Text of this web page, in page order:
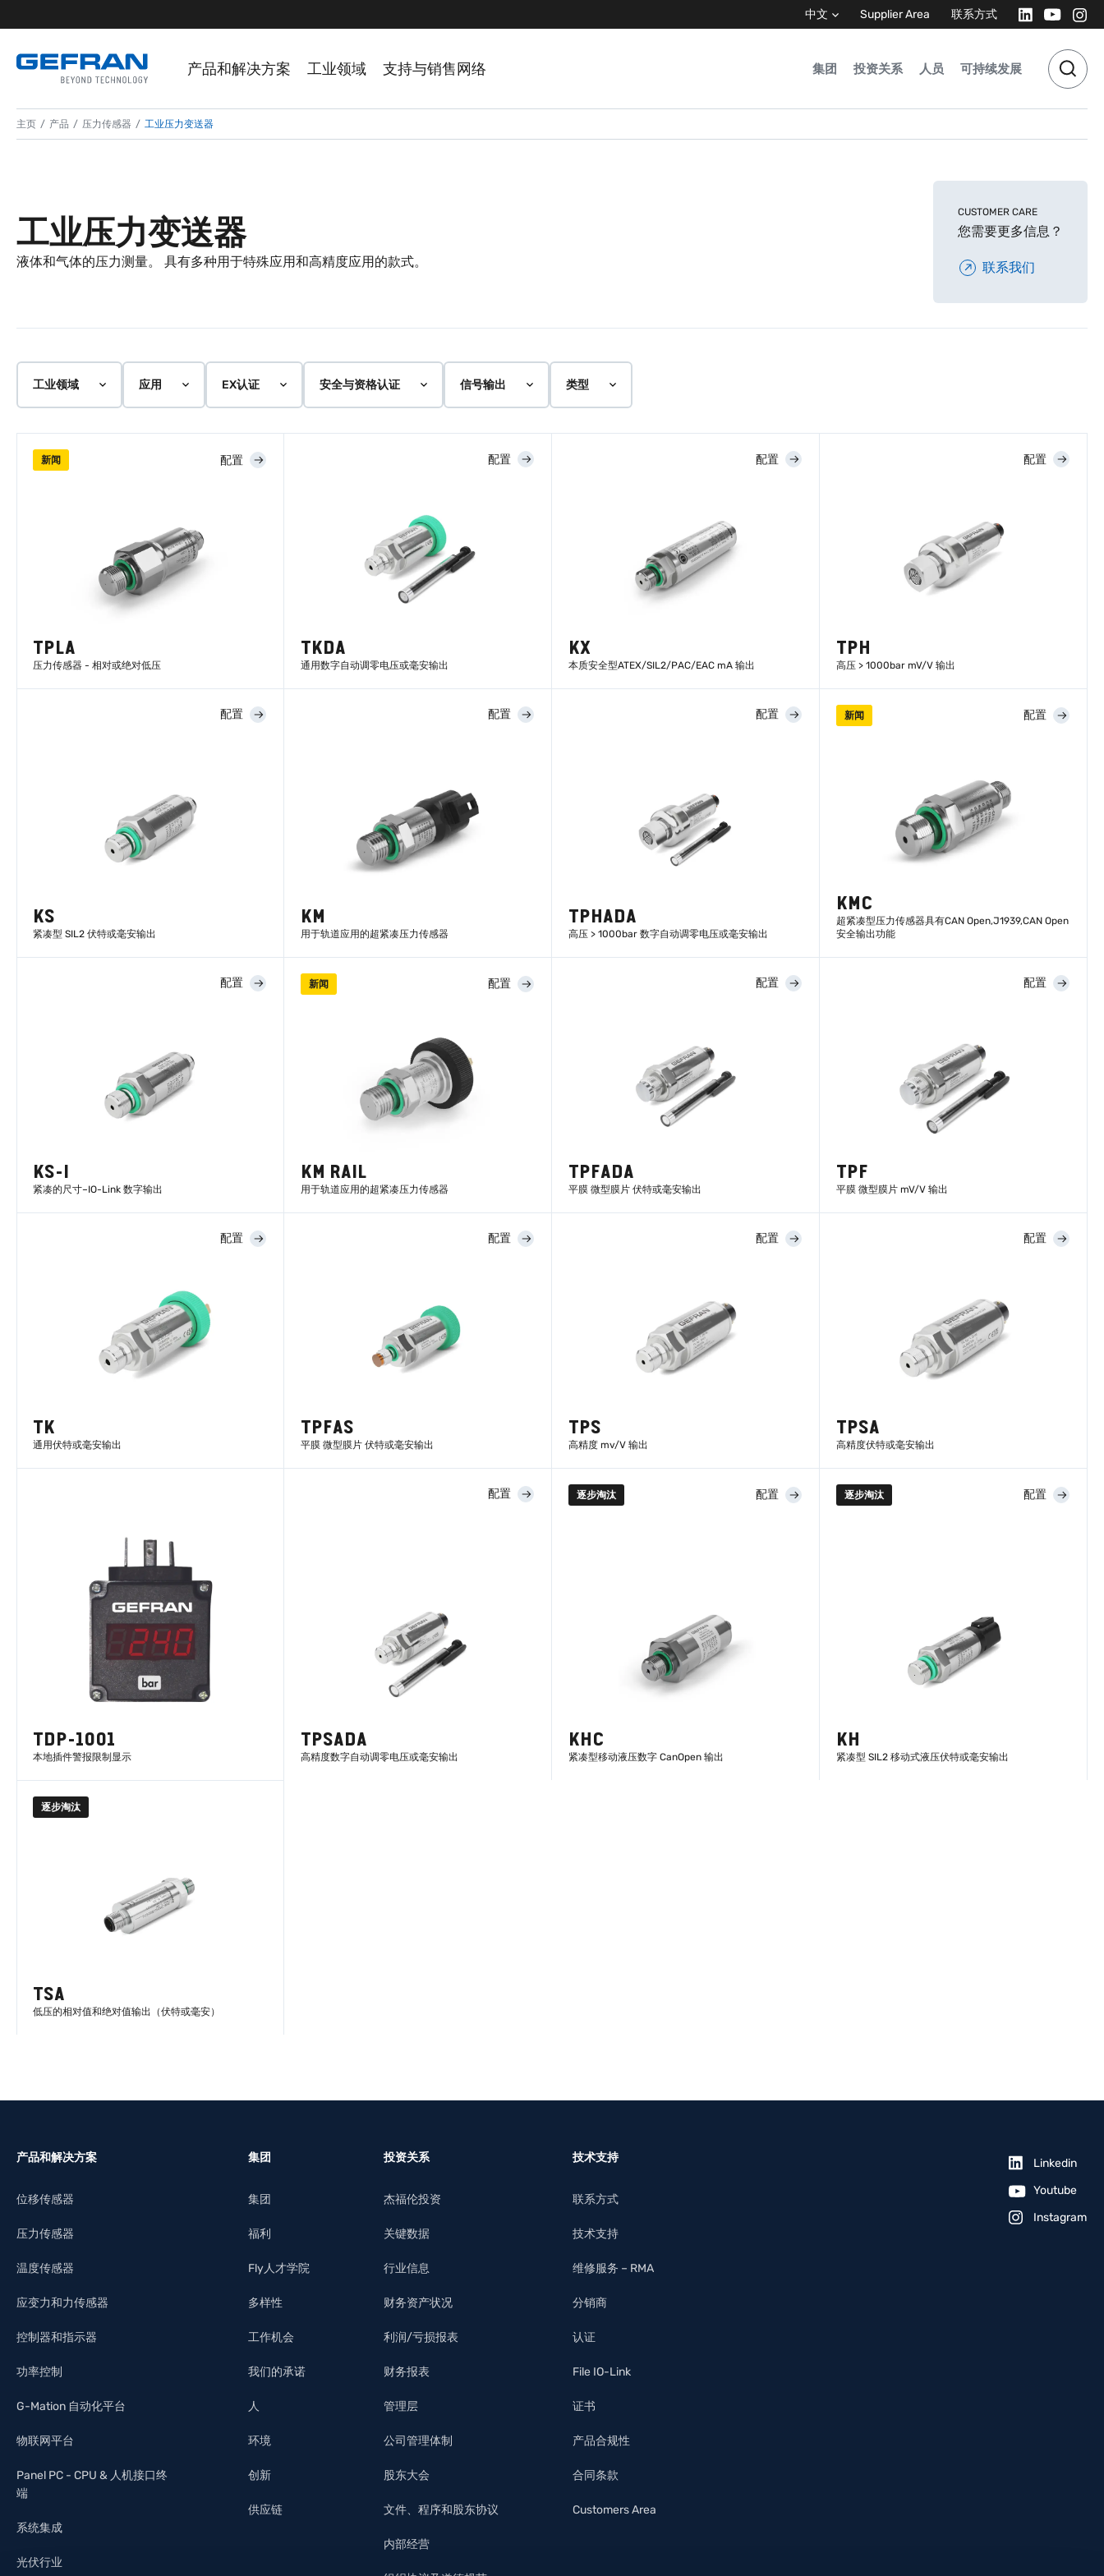
中文 Supplier Area 联系方式
产品和解决方案 工业领域 支持与销售网络 集团 投资关系 人员 可持续发展
主页 产品 压力传感器 工业压力变送器
工业压力变送器
液体和气体的压力测量。 具有多种用于特殊应用和高精度应用的款式。
CUSTOMER CARE
您需要更多信息？
联系我们
工业领域 应用 EX认证 安全与资格认证 信号输出 类型
新闻 配置
TPLA
压力传感器 - 相对或绝对低压
配置
TKDA
通用数字自动调零电压或毫安输出
配置
KX
本质安全型ATEX/SIL2/PAC/EAC mA 输出
配置
TPH
高压 > 1000bar mV/V 输出
配置
KS
紧凑型 SIL2 伏特或毫安输出
配置
KM
用于轨道应用的超紧凑压力传感器
配置
TPHADA
高压 > 1000bar 数字自动调零电压或毫安输出
新闻 配置
KMC
超紧凑型压力传感器具有CAN Open,J1939,CAN Open
安全输出功能
配置
KS-I
紧凑的尺寸–IO-Link 数字输出
新闻 配置
KM RAIL
用于轨道应用的超紧凑压力传感器
配置
TPFADA
平膜 微型膜片 伏特或毫安输出
配置
TPF
平膜 微型膜片 mV/V 输出
配置
TK
通用伏特或毫安输出
配置
TPFAS
平膜 微型膜片 伏特或毫安输出
配置
TPS
高精度 mv/V 输出
配置
TPSA
高精度伏特或毫安输出
TDP-1001
本地插件警报限制显示
配置
TPSADA
高精度数字自动调零电压或毫安输出
逐步淘汰 配置
KHC
紧凑型移动液压数字 CanOpen 输出
逐步淘汰 配置
KH
紧凑型 SIL2 移动式液压伏特或毫安输出
逐步淘汰
TSA
低压的相对值和绝对值输出（伏特或毫安）
产品和解决方案
位移传感器
压力传感器
温度传感器
应变力和力传感器
控制器和指示器
功率控制
G-Mation 自动化平台
物联网平台
Panel PC - CPU & 人机接口终
端
系统集成
光伏行业
集团
集团
福利
Fly人才学院
多样性
工作机会
我们的承诺
人
环境
创新
供应链
投资关系
杰福伦投资
关键数据
行业信息
财务资产状况
利润/亏损报表
财务报表
管理层
公司管理体制
股东大会
文件、程序和股东协议
内部经营
技术支持
联系方式
技术支持
维修服务 – RMA
分销商
认证
File IO-Link
证书
产品合规性
合同条款
Customers Area
Linkedin
Youtube
Instagram